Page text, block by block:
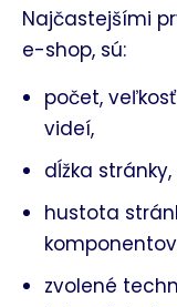
Najčastejšími
e-shop, sú:
počet,
videí,
dĺžka stránky,
hustota
zvolené